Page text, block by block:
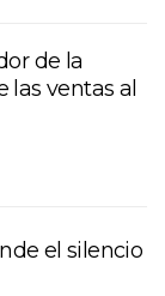
de la
las ventas al
el silencio